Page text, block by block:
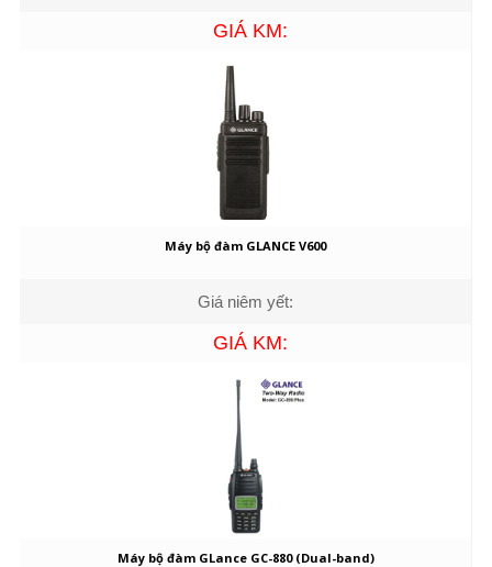
GIÁ KM:
Máy bộ đàm GLANCE V600
Giá niêm yết:
GIÁ KM:
Máy bộ đàm GLance GC-880 (Dual-band)